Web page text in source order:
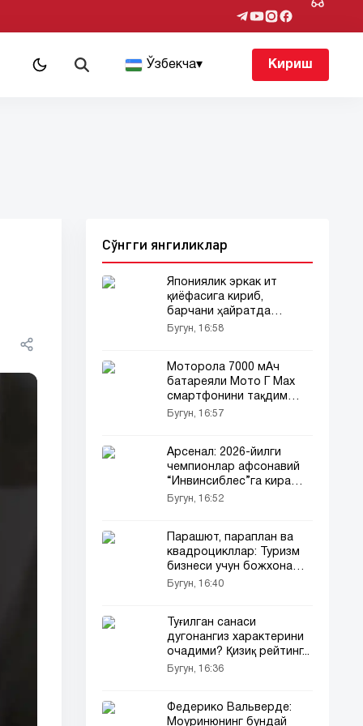
Ўзбекча▾ Кириш
Сўнгги янгиликлар
Япониялик эркак ит
қиёфасига кириб,
барчани ҳайратда
қолдирди
Бугун, 16:58
Моторола 7000 мАч
батареяли Мото Г Max
смартфонини тақдим
этди
Бугун, 16:57
Арсенал: 2026-йилги
чемпионлар афсонавий
“Инвинсиблес”га кира
оладими?
Бугун, 16:52
Парашют, параплан ва
квадроцикллар: Туризм
бизнеси учун божхона
имтиёзлари берилади
Бугун, 16:40
Туғилган санаси
дугонангиз характерини
очадими? Қизиқ рейтинг...
Бугун, 16:36
Федерико Вальверде:
Моуринюнинг бундай